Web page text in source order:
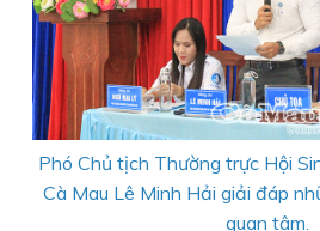
Phó Chủ tịch Thường trực Hội
Cà Mau Lê Minh Hải giải đáp
quan tâm.